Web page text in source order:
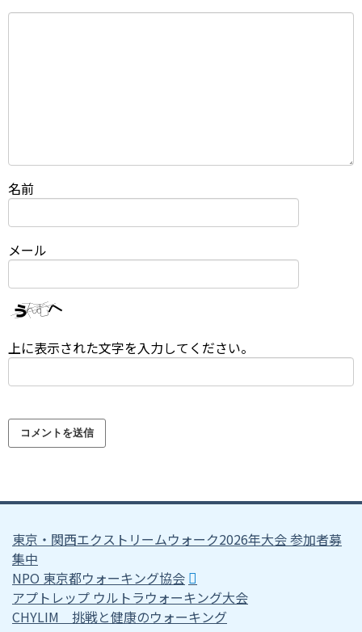
名前
メール
上に表示された文字を入力してください。
東京・関西エクストリームウォーク2026年大会 参加者募
集中
NPO 東京都ウォーキング協会
アプトレップ ウルトラウォーキング大会
CHYLIM 挑戦と健康のウォーキング